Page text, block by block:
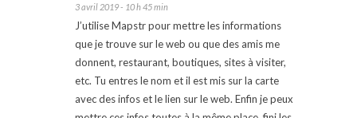
3 avril 2019 - 10 h 45 min
J’utilise Mapstr pour mettre les informations
que je trouve sur le web ou que des amis me
donnent, restaurant, boutiques, sites à visiter,
etc. Tu entres le nom et il est mis sur la carte
avec des infos et le lien sur le web. Enfin je peux